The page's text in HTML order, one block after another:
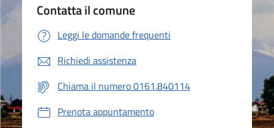
Contatta il comune
Leggi le domande frequenti
Richiedi assistenza
Chiama il numero 0161.840114
Prenota appuntamento